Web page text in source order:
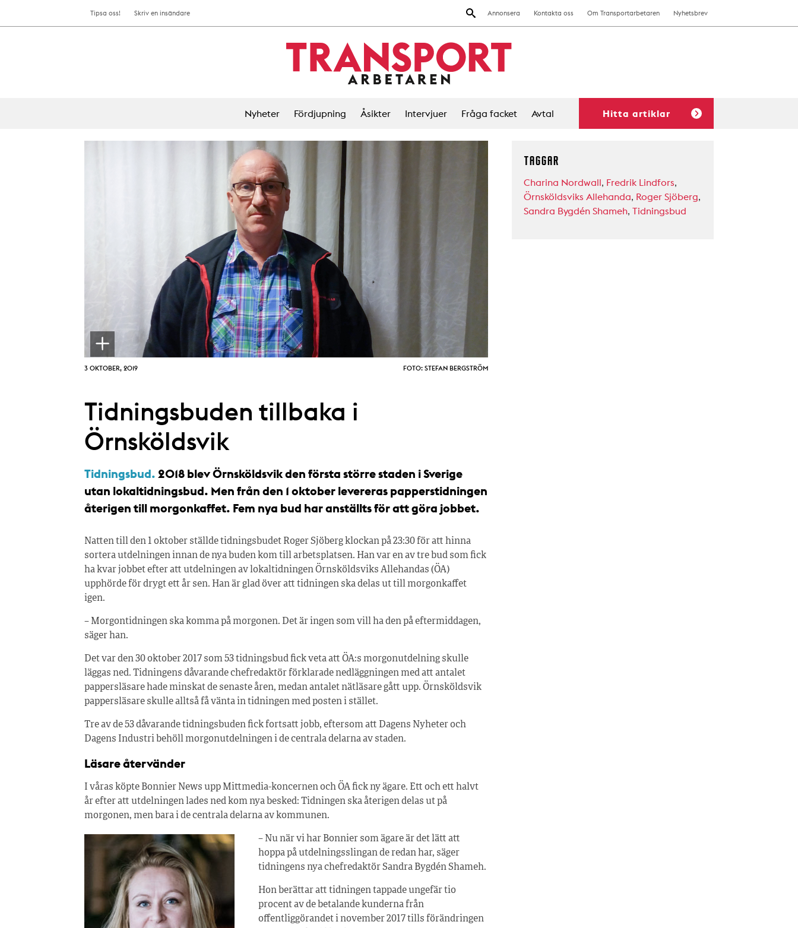
Annonsera Kontakta oss Om Transportarbetaren Nyhetsbrev
Tipsa oss! Skriv en insändare
Nyheter Fördjupning Åsikter Intervjuer Fråga facket Avtal Hitta artiklar
3 OKTOBER, 2019 FOTO: STEFAN BERGSTRÖM
Tidningsbuden tillbaka i
Örnsköldsvik
Tidningsbud. 2018 blev Örnsköldsvik den första större staden i Sverige
utan lokaltidningsbud. Men från den 1 oktober levereras papperstidningen
återigen till morgonkaffet. Fem nya bud har anställts för att göra jobbet.
Natten till den 1 oktober ställde tidningsbudet Roger Sjöberg klockan på 23:30 för att hinna
sortera utdelningen innan de nya buden kom till arbetsplatsen. Han var en av tre bud som fick
ha kvar jobbet efter att utdelningen av lokaltidningen Örnsköldsviks Allehandas (ÖA)
upphörde för drygt ett år sen. Han är glad över att tidningen ska delas ut till morgonkaffet
igen.
– Morgontidningen ska komma på morgonen. Det är ingen som vill ha den på eftermiddagen,
säger han.
Det var den 30 oktober 2017 som 53 tidningsbud fick veta att ÖA:s morgonutdelning skulle
läggas ned. Tidningens dåvarande chefredaktör förklarade nedläggningen med att antalet
pappersläsare hade minskat de senaste åren, medan antalet nätläsare gått upp. Örnsköldsvik
pappersläsare skulle alltså få vänta in tidningen med posten i stället.
Tre av de 53 dåvarande tidningsbuden fick fortsatt jobb, eftersom att Dagens Nyheter och
Dagens Industri behöll morgonutdelningen i de centrala delarna av staden.
Läsare återvänder
I våras köpte Bonnier News upp Mittmedia-koncernen och ÖA fick ny ägare. Ett och ett halvt
år efter att utdelningen lades ned kom nya besked: Tidningen ska återigen delas ut på
morgonen, men bara i de centrala delarna av kommunen.
– Nu när vi har Bonnier som ägare är det lätt att
hoppa på utdelningsslingan de redan har, säger
tidningens nya chefredaktör Sandra Bygdén Shameh.
Hon berättar att tidningen tappade ungefär tio
procent av de betalande kunderna från
offentliggörandet i november 2017 tills förändringen
TAGGAR
Charina Nordwall, Fredrik Lindfors,
Örnsköldsviks Allehanda, Roger Sjöberg,
Sandra Bygdén Shameh, Tidningsbud